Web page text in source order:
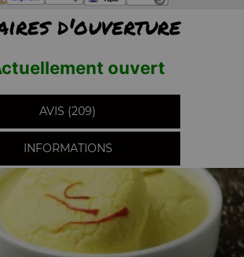
d'ouverture
ouvert
AVIS (209)
INFORMATIONS